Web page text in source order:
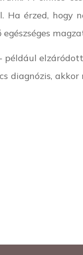
Ha érzed, hogy
diagnózis,